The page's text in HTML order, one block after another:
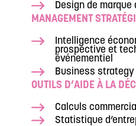
Design de marque
MANAGEMENT
Intelligence
prospective et
événementiel
Business
OUTILS D’AIDE À LA
Calculs
Statistique